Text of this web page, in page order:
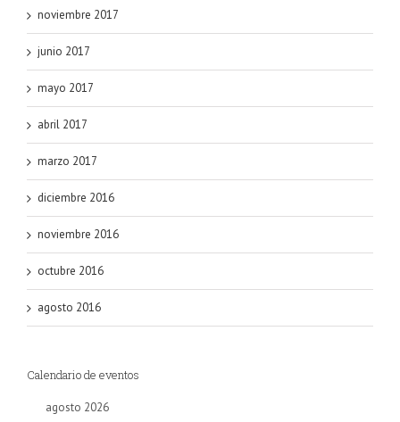
noviembre 2017
junio 2017
mayo 2017
abril 2017
marzo 2017
diciembre 2016
noviembre 2016
octubre 2016
agosto 2016
Calendario de eventos
agosto 2026